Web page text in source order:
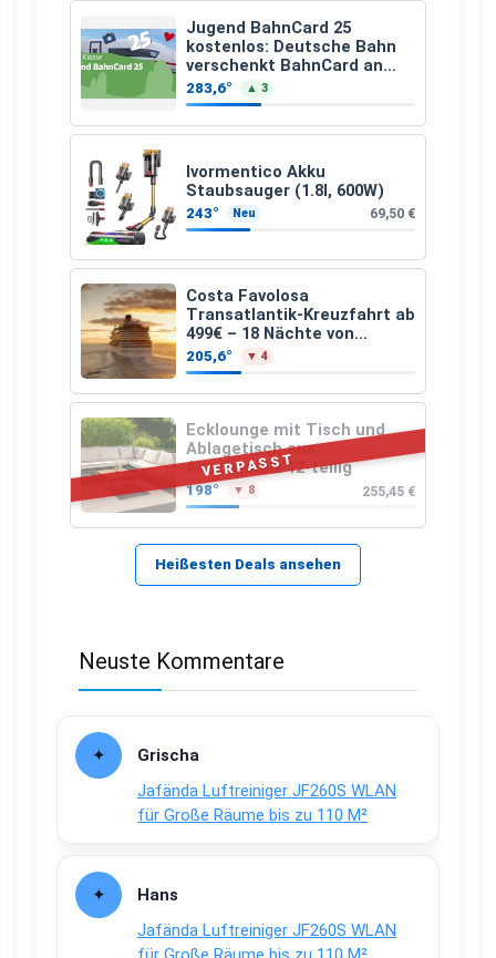
Jugend BahnCard 25
kostenlos: Deutsche Bahn
verschenkt BahnCard an
Kinder und Jugendliche
283,6° ▲ 3
Ivormentico Akku
Staubsauger (1.8l, 600W)
243° Neu 69,50 €
Costa Favolosa
Transatlantik-Kreuzfahrt ab
499€ – 18 Nächte von
Hamburg nach Guadeloupe
205,6° ▼ 4
VERPASST
Ecklounge mit Tisch und
Ablagetisch aus
Akazienholz 12-teilig
198° ▼ 8 255,45 €
Heißesten Deals ansehen
Neuste Kommentare
Grischa
Jafända Luftreiniger JF260S WLAN
für Große Räume bis zu 110 M²
Hans
Jafända Luftreiniger JF260S WLAN